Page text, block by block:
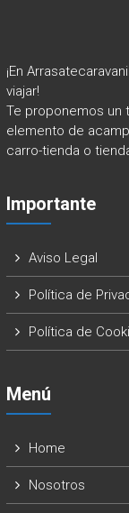
¡En
viajar!
Te proponemos un
elemento de
carro-tienda o
Importante
Aviso Legal
Política de
Política de
Menú
Home
Nosotros